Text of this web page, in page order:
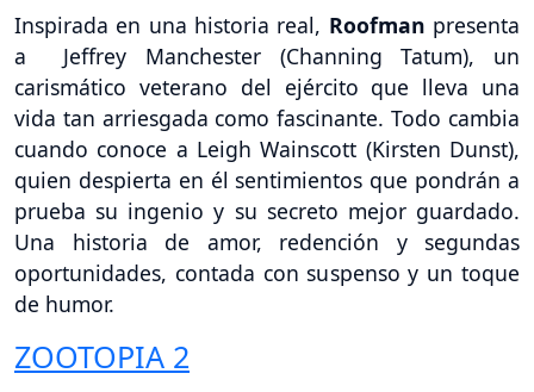
Inspirada en una historia real, Roofman presenta
a Jeffrey Manchester (Channing Tatum), un
carismático veterano del ejército que lleva una
vida tan arriesgada como fascinante. Todo cambia
cuando conoce a Leigh Wainscott (Kirsten Dunst),
quien despierta en él sentimientos que pondrán a
prueba su ingenio y su secreto mejor guardado.
Una historia de amor, redención y segundas
oportunidades, contada con suspenso y un toque
de humor.
ZOOTOPIA 2